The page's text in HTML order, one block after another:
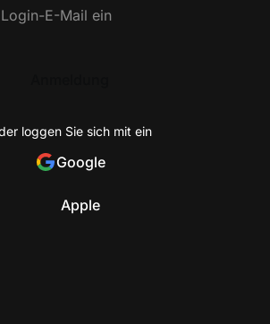
loggen Sie sich mit ein
Google
Apple